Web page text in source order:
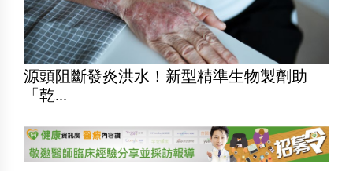
源頭阻斷發炎洪水！新型精準生物製劑助
「乾...